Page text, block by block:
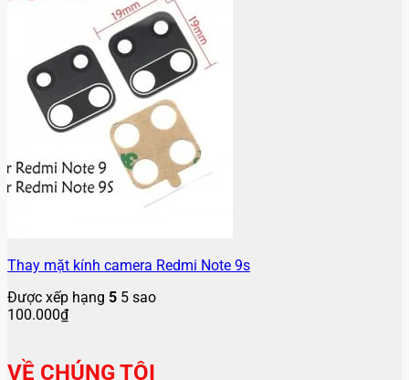
Thay mặt kính camera Redmi Note 9s
Được xếp hạng 5 5 sao
100.000₫
VỀ CHÚNG TÔI